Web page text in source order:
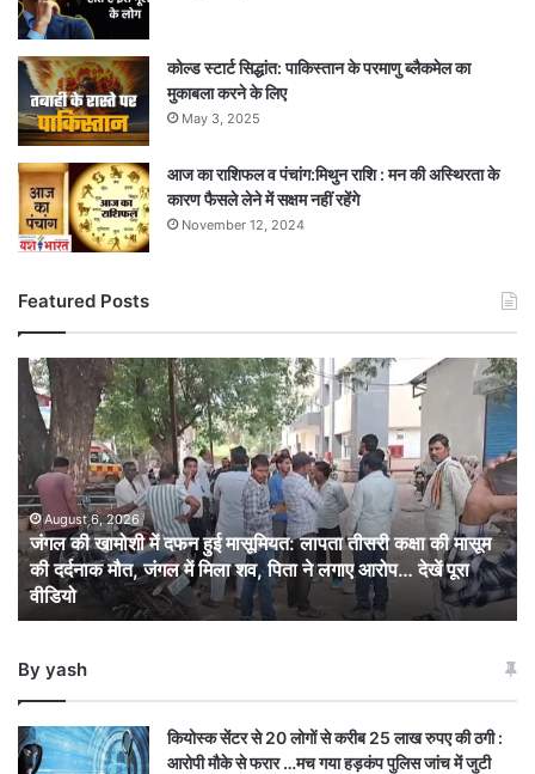
कोल्ड स्टार्ट सिद्धांत: पाकिस्तान के परमाणु ब्लैकमेल का
मुकाबला करने के लिए
May 3, 2025
आज का राशिफल व पंचांग:मिथुन राशि : मन की अस्थिरता के
कारण फैसले लेने में सक्षम नहीं रहेंगे
November 12, 2024
Featured Posts
जंगल
खामोशी
में
दफन
हुई
मासूमियत:
लापता
तीसरी
कक्षा
की
की
जंगल
August 6, 2026
जंगल की खामोशी में दफन हुई मासूमियत: लापता तीसरी कक्षा की मासूम
की दर्दनाक मौत, जंगल में मिला शव, पिता ने लगाए आरोप… देखें पूरा
वीडियो
By yash
कियोस्क सेंटर से 20 लोगों से करीब 25 लाख रुपए की ठगी :
आरोपी मौके से फरार …मच गया हड़कंप पुलिस जांच में जुटी